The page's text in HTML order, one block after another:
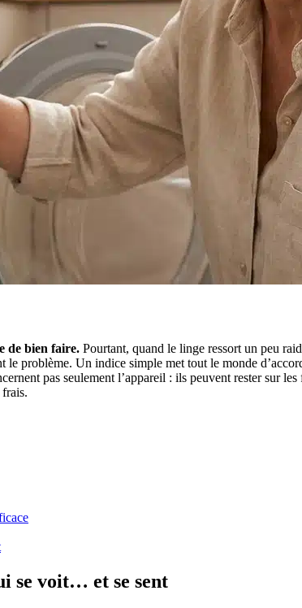
de bien faire. Pourtant, quand le linge ressort un peu
problème. Un indice simple met tout le monde
pas seulement l’appareil : ils peuvent rester sur
se voit… et se sent